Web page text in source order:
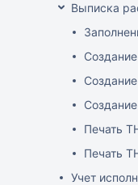
Выписка
Создание
Создание
Печать
Печать
Учет